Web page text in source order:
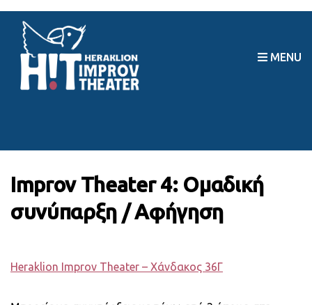
MENU
Improv Theater 4: Ομαδική
συνύπαρξη / Αφήγηση
Heraklion Improv Theater – Χάνδακος 36Γ